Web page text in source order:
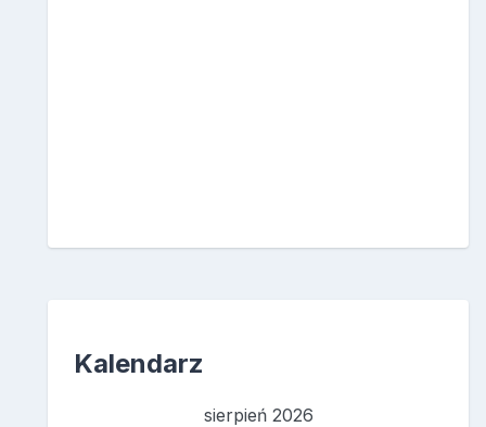
Kalendarz
sierpień 2026